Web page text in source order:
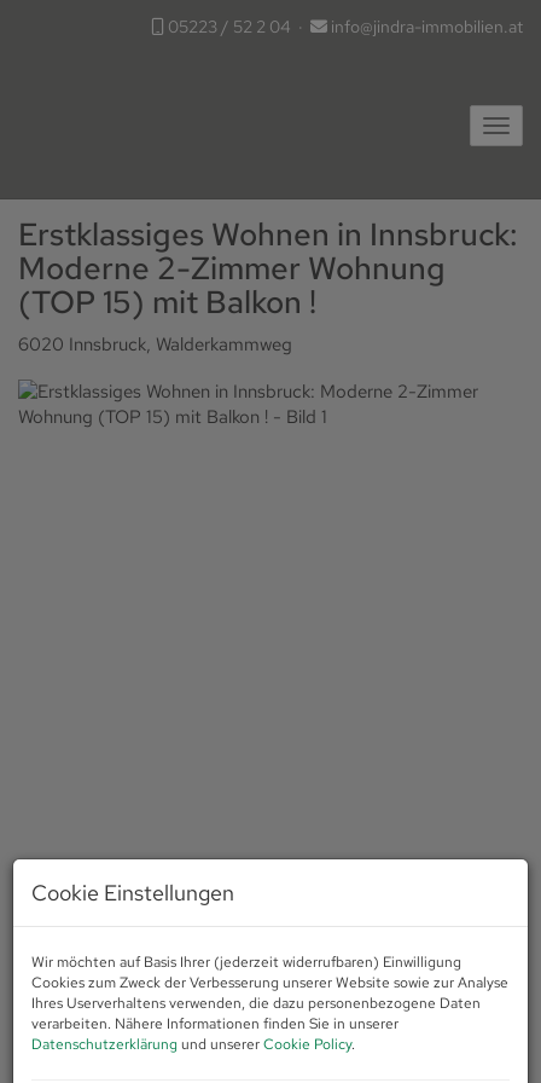
05223 / 52 2 04 · info@jindra-immobilien.at
Erstklassiges Wohnen in Innsbruck:
Moderne 2-Zimmer Wohnung
(TOP 15) mit Balkon !
6020 Innsbruck, Walderkammweg
Beschreibung
Willkommen in Ihrem neuen Zuhause in der wunderschönen
Stadt Innsbruck in Tirol! Eine atemberaubende Wohnung mit 2
Cookie Einstellungen
Wir möchten auf Basis Ihrer (jederzeit widerrufbaren) Einwilligung
Cookies zum Zweck der Verbesserung unserer Website sowie zur Analyse
Ihres Userverhaltens verwenden, die dazu personenbezogene Daten
verarbeiten. Nähere Informationen finden Sie in unserer
Datenschutzerklärung und unsererCookie Policy.